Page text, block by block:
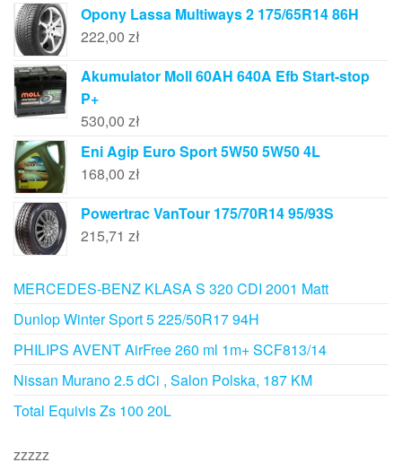
Opony Lassa Multiways 2 175/65R14 86H
222,00 zł
Akumulator Moll 60AH 640A Efb Start-stop
P+
530,00 zł
Eni Agip Euro Sport 5W50 5W50 4L
168,00 zł
Powertrac VanTour 175/70R14 95/93S
215,71 zł
MERCEDES-BENZ KLASA S 320 CDI 2001 Matt
Dunlop Winter Sport 5 225/50R17 94H
PHILIPS AVENT AirFree 260 ml 1m+ SCF813/14
Nissan Murano 2.5 dCi , Salon Polska, 187 KM
Total Equivis Zs 100 20L
zzzzz